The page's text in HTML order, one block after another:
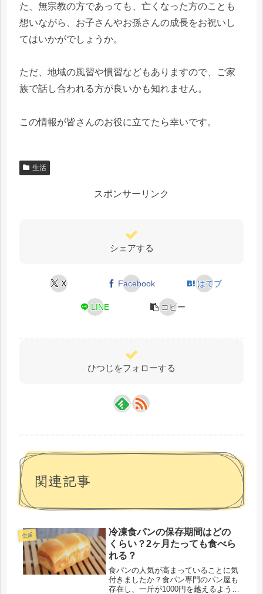
た、無宗教の方であっても、亡くなった方のことも
想いながら、お子さんやお孫さんの成長をお祝いし
てはいかがでしょうか。
ただ、地域の風習や慣習などもありますので、ご家
族で話し合われる方が良いかも知れません。
この情報が皆さんのお役に立てたら幸いです。
生活
スポンサーリンク
シェアする
X Facebook はてブ
LINE コピー
ひつじをフォローする
関連記事
生活
冷凍食パンの保存期間はどの
くらい？2ヶ月たっても食べら
れる？
食パンの人気が高まっていることに気
付きましたか？食パン専門のパン屋も
存在し、一斤が1000円を越えるような